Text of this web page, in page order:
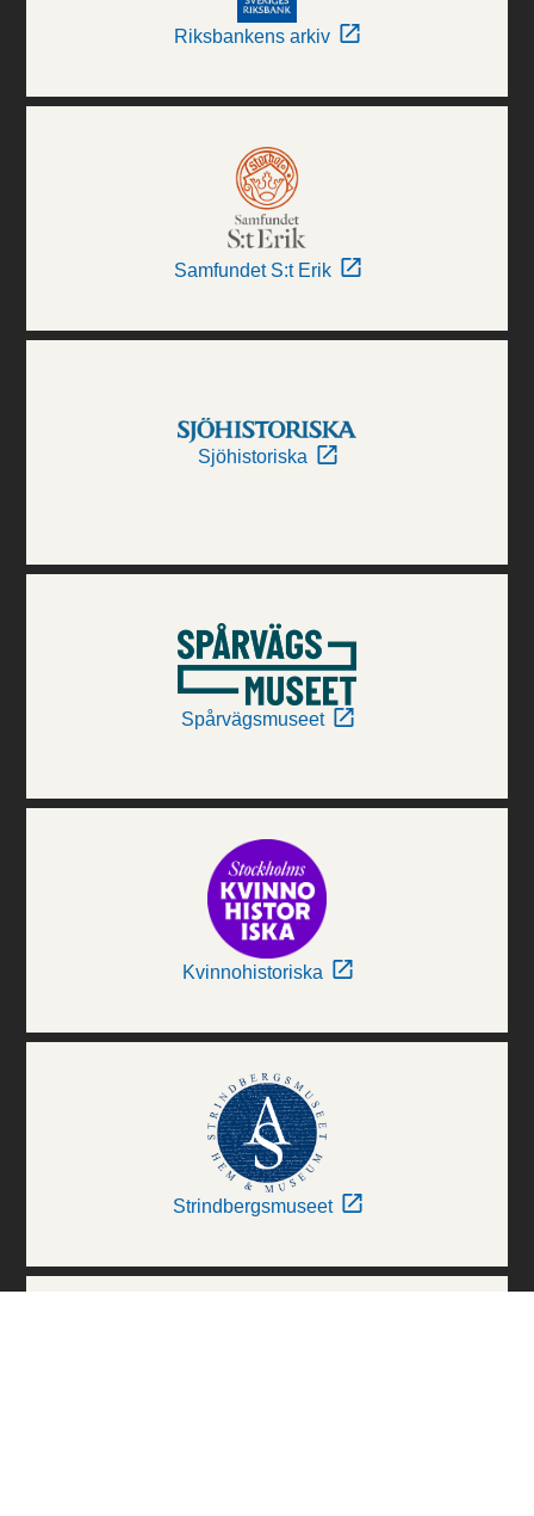
Riksbankens arkiv
Samfundet S:t Erik
Sjöhistoriska
Spårvägsmuseet
Kvinnohistoriska
Strindbergsmuseet